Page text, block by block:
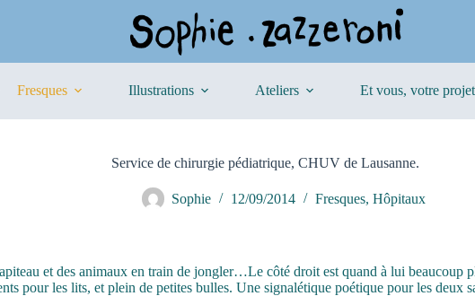
Fresques Illustrations Ateliers Et vous, votre
Service de chirurgie pédiatrique, CHUV de Lausanne.
Sophie 12/09/2014 Fresques, Hôpitaux
et des animaux en train de jongler…Le côté droit est quand à lui beaucoup
pour les lits, et plein de petites bulles. Une signalétique poétique pour les deux